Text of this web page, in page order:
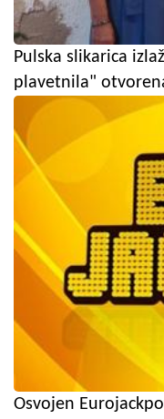
Pulska slikarica
plavetnila"
Osvojen